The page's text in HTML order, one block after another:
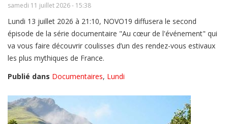
samedi 11 juillet 2026 - 15:38
Lundi 13 juillet 2026 à 21:10, NOVO19 diffusera le second
épisode de la série documentaire "Au cœur de l'événement" qui
va vous faire découvrir coulisses d’un des rendez-vous estivaux
les plus mythiques de France.
Publié dans Documentaires, Lundi